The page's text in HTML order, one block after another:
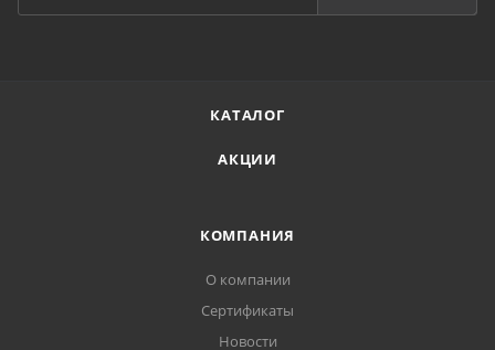
КАТАЛОГ
АКЦИИ
КОМПАНИЯ
О компании
Сертификаты
Новости